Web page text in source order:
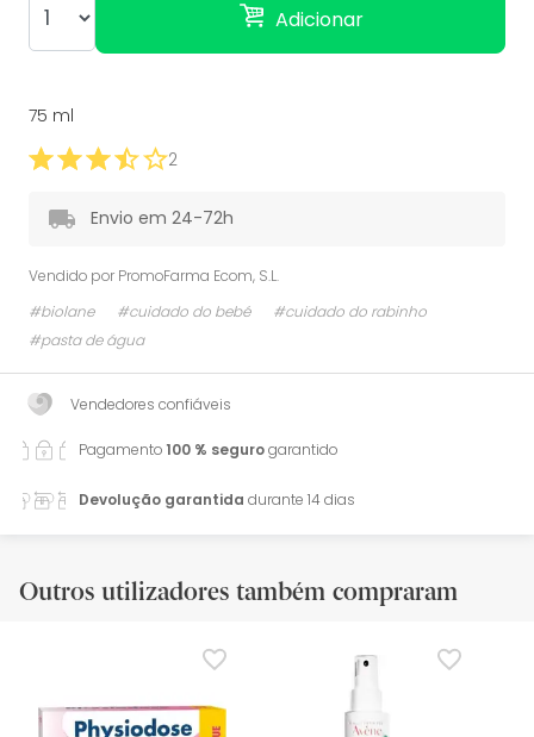
Adicionar
75 ml
2
Envio em 24-72h
Vendido por PromoFarma Ecom, S.L.
#biolane
#cuidado do bebé
#cuidado do rabinho
#pasta de água
Vendedores confiáveis
Pagamento100 % segurogarantido
Devolução garantida durante 14 dias
Outros utilizadores também compraram